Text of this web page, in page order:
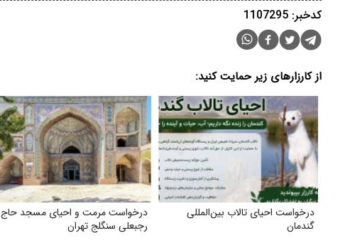
کدخبر: 1107295
از کارزارهای زیر حمایت کنید:
درخواست احیای تالاب بین‌المللی
گندمان
درخواست مرمت و احیای مسجد حاج
رجبعلی سنگلج تهران